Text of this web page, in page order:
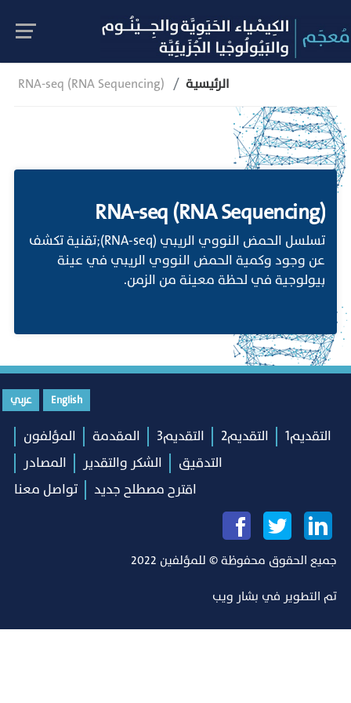
RNA-seq (RNA Sequencing) الرئيسية
RNA-seq (RNA Sequencing)
تسلسل الحمض النووي الريبي (RNA-seq);تقنية تكشف
عن وجود وكمية الحمض النووي الريبي في عينة
بيولوجية في لحظة معينة من الزمن.
English عربي
التقديم1 التقديم2 التقديم3 المقدمة
المؤلفون
التدقيق
الشكر والتقدير
المصادر
اقترح مصطلح جديد
تواصل معنا
جميع الحقوق محفوظة © للمؤلفين 2022
تم التطوير في بشار ويب